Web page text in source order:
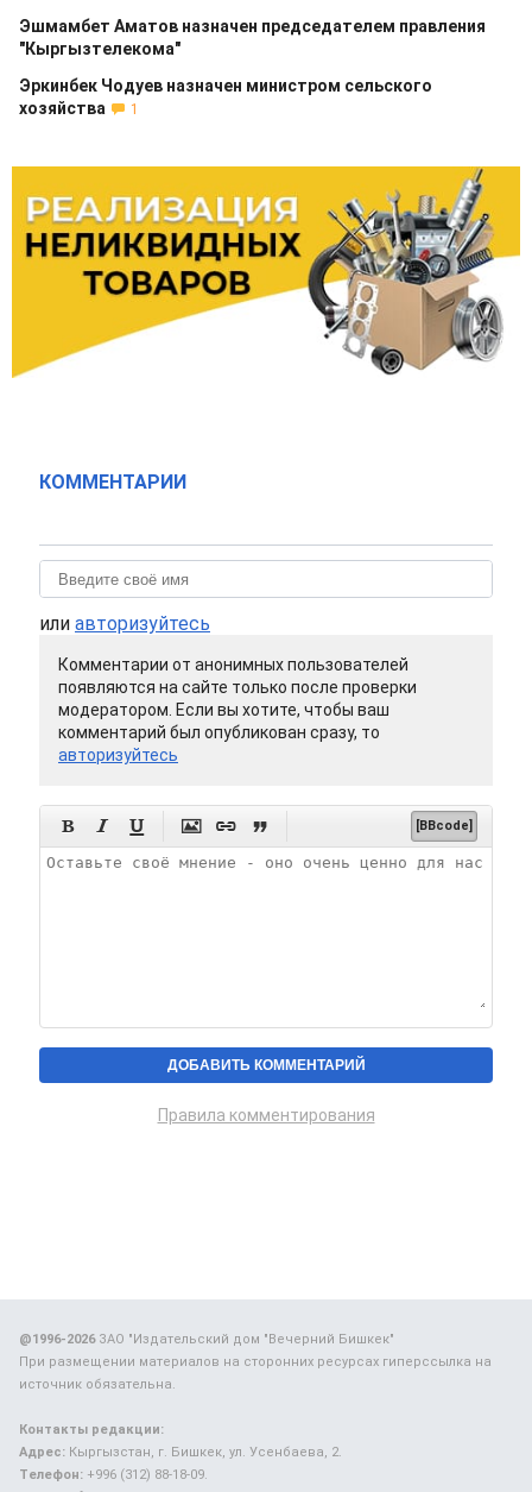
Эшмамбет Аматов назначен председателем правления
"Кыргызтелекома"
Эркинбек Чодуев назначен министром сельского
хозяйства
1
КОММЕНТАРИИ
или авторизуйтесь
Комментарии от анонимных пользователей
появляются на сайте только после проверки
модератором. Если вы хотите, чтобы ваш
комментарий был опубликован сразу, то
авторизуйтесь
      [BBcode]
Правила комментирования
@1996-2026ЗАО "Издательский дом "Вечерний Бишкек"
При размещении материалов на сторонних ресурсах гиперссылка на
источник обязательна.
Контакты редакции:
Адрес: Кыргызстан, г. Бишкек, ул. Усенбаева, 2.
Телефон: +996 (312) 88-18-09.